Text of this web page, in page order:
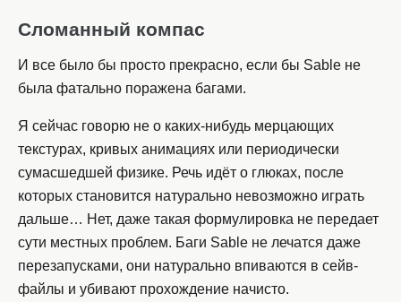
Сломанный компас
И все было бы просто прекрасно, если бы Sable не
была фатально поражена багами.
Я сейчас говорю не о каких-нибудь мерцающих
текстурах, кривых анимациях или периодически
сумасшедшей физике. Речь идёт о глюках, после
которых становится натурально невозможно играть
дальше… Нет, даже такая формулировка не передает
сути местных проблем. Баги Sable не лечатся даже
перезапусками, они натурально впиваются в сейв-
файлы и убивают прохождение начисто.